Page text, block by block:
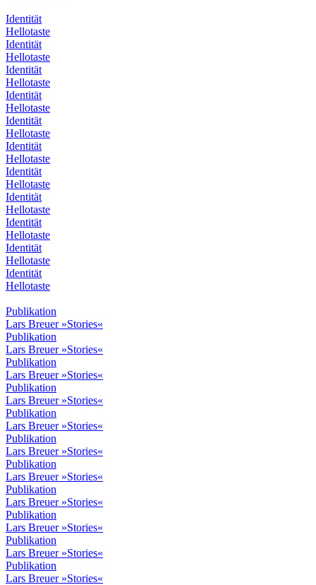
Identität
Hellotaste
Identität
Hellotaste
Identität
Hellotaste
Identität
Hellotaste
Identität
Hellotaste
Identität
Hellotaste
Identität
Hellotaste
Identität
Hellotaste
Identität
Hellotaste
Identität
Hellotaste
Identität
Hellotaste
Publikation
Lars Breuer »Stories«
Publikation
Lars Breuer »Stories«
Publikation
Lars Breuer »Stories«
Publikation
Lars Breuer »Stories«
Publikation
Lars Breuer »Stories«
Publikation
Lars Breuer »Stories«
Publikation
Lars Breuer »Stories«
Publikation
Lars Breuer »Stories«
Publikation
Lars Breuer »Stories«
Publikation
Lars Breuer »Stories«
Publikation
Lars Breuer »Stories«